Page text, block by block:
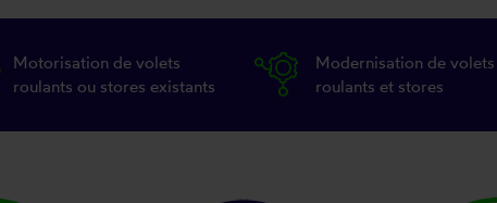
Motorisation de volets
roulants ou stores existants
Modernisation de volets
roulants et stores